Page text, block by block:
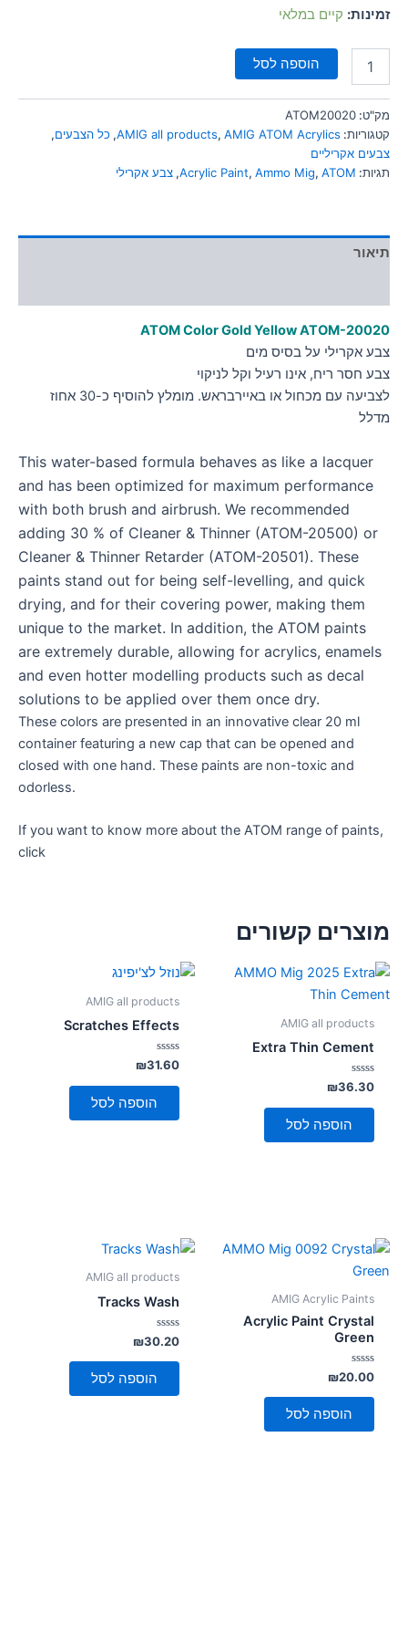
font_download סמן קישורים זמינות: קיים במלאי
הוספה לסל
מק"ט: ATOM20020
קטגוריות:
AMIG all products, AMIG ATOM Acrylics
, כל הצבעים,
צבעים אקריליים
תגיות:
Acrylic Paint, Ammo Mig, ATOM
, צבע אקרילי
תיאור
ATOM Color Gold YellowATOM-20020
צבע אקרילי על בסיס מים
צבע חסר ריח, אינו רעיל וקל לניקוי
לצביעה עם מכחול או באיירבראש. מומלץ להוסיף כ-30 אחוז
מדלל
This water-based formula behaves as like a lacquer
and has been optimized for maximum performance
with both brush and airbrush. We recommended
adding 30 % of Cleaner & Thinner (ATOM-20500) or
Cleaner & Thinner Retarder (ATOM-20501). These
paints stand out for being self-levelling, and quick
drying, and for their covering power, making them
unique to the market. In addition, the ATOM paints
are extremely durable, allowing for acrylics, enamels
and even hotter modelling products such as decal
solutions to be applied over them once dry.
These colors are presented in an innovative clear 20 ml
container featuring a new cap that can be opened and
closed with one hand. These paints are non-toxic and
odorless.
If you want to know more about the ATOM range of paints,
click
מוצרים קשורים
AMIG all products
Extra Thin Cement
דורג
0
מתוך
₪36.30
הוספה לסל
AMIG all products
Scratches Effects
דורג
0
מתוך
₪31.60
הוספה לסל
AMIG Acrylic Paints
Acrylic Paint Crystal
Green
דורג
0
מתוך
₪20.00
הוספה לסל
AMIG all products
Tracks Wash
דורג
0
מתוך
₪30.20
הוספה לסל